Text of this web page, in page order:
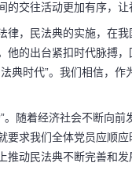
的交往活动更加有序，让
律，民法典的实施，在
他的出台紧扣时代脉搏
典时代”。我们相信，
。随着经济社会不断向
要求我们全体党员应顺
动民法典不断完善和发
别二维码